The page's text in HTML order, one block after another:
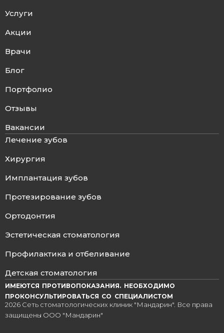
Услуги
Акции
Врачи
Блог
Портфолио
Отзывы
Вакансии
Лечение зубов
Хирургия
Имплантация зубов
Протезирование зубов
Ортодонтия
Эстетическая стоматология
Профилактика и отбеливание
Детская стоматология
ИМЕЮТСЯ ПРОТИВОПОКАЗАНИЯ. НЕОБХОДИМО
ПРОКОНСУЛЬТИРОВАТЬСЯ СО СПЕЦИАЛИСТОМ
2026 Сеть стоматологических клиник "Мандарин". Все права
защищены ООО "Мандарин"